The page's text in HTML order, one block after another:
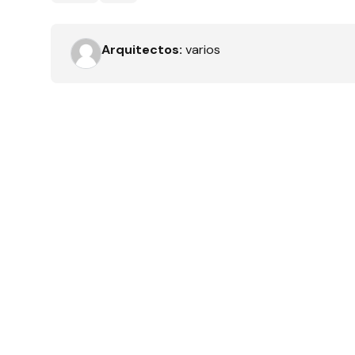
Arquitectos: varios